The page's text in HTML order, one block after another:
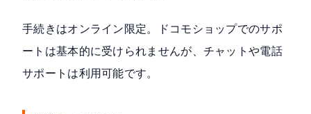
手続きはオンライン限定。ドコモショップでのサポ
ートは基本的に受けられませんが、チャットや電話
サポートは利用可能です。